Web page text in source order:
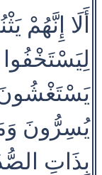
أَلَا إِنَّهُمْ
يَسْتَغْشُونَ
يُسِرُّونَ
بِذَاتِ